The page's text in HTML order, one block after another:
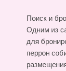
Поиск и
Одним из
для
перрон